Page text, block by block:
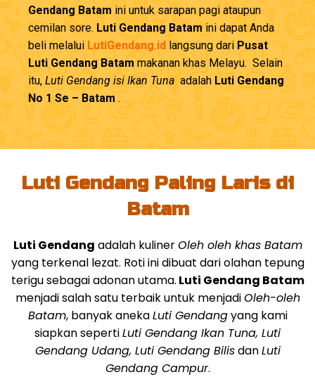
Gendang Batamini untuk sarapan pagi ataupun
cemilan sore. Luti Gendang Batamini dapat Anda
beli melalui LutiGendang.id langsung dari Pusat
Luti Gendang Batammakanan khas Melayu. Selain
itu, Luti Gendang isi Ikan Tunaadalah Luti Gendang
No 1 Se – Batam.
Luti Gendang Paling Laris di
Batam
Luti Gendang adalah kulinerOleh oleh khas Batam
yang terkenal lezat. Roti ini dibuat dari olahan tepung
terigu sebagai adonan utama. Luti Gendang Batam
menjadi salah satu terbaik untuk menjadiOleh-oleh
Batam, banyak anekaLuti Gendangyang kami
siapkan sepertiLuti Gendang Ikan Tuna, Luti
Gendang Udang, Luti Gendang BilisdanLuti
Gendang Campur.